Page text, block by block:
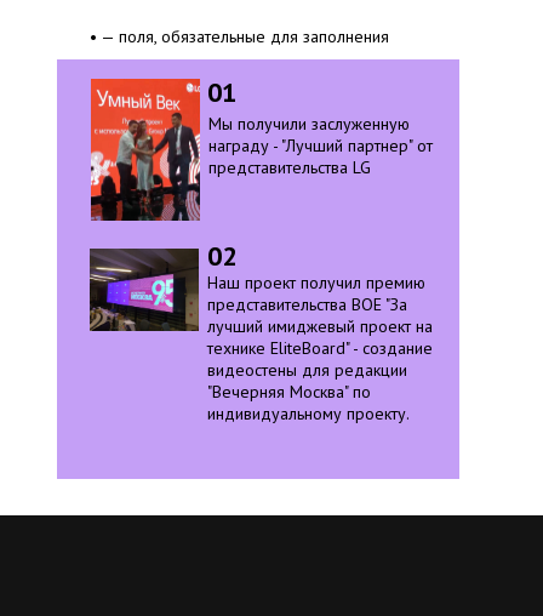
• — поля, обязательные для заполнения
01
Мы получили заслуженную
награду - "Лучший партнер" от
представительства LG
02
Наш проект получил премию
представительства BOE "За
лучший имиджевый проект на
технике EliteBoard" - создание
видеостены для редакции
"Вечерняя Москва" по
индивидуальному проекту.